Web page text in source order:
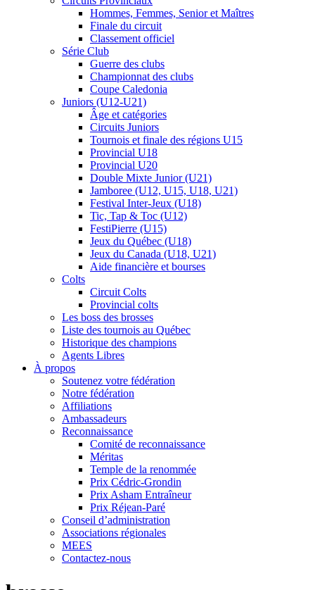
Hommes, Femmes, Senior et Maîtres
Finale du circuit
Classement officiel
Série Club
Guerre des clubs
Championnat des clubs
Coupe Caledonia
Juniors (U12-U21)
Âge et catégories
Circuits Juniors
Tournois et finale des régions U15
Provincial U18
Provincial U20
Double Mixte Junior (U21)
Jamboree (U12, U15, U18, U21)
Festival Inter-Jeux (U18)
Tic, Tap & Toc (U12)
FestiPierre (U15)
Jeux du Québec (U18)
Jeux du Canada (U18, U21)
Aide financière et bourses
Colts
Circuit Colts
Provincial colts
Les boss des brosses
Liste des tournois au Québec
Historique des champions
Agents Libres
À propos
Soutenez votre fédération
Notre fédération
Affiliations
Ambassadeurs
Reconnaissance
Comité de reconnaissance
Méritas
Temple de la renommée
Prix Cédric-Grondin
Prix Asham Entraîneur
Prix Réjean-Paré
Conseil d’administration
Associations régionales
MEES
Contactez-nous